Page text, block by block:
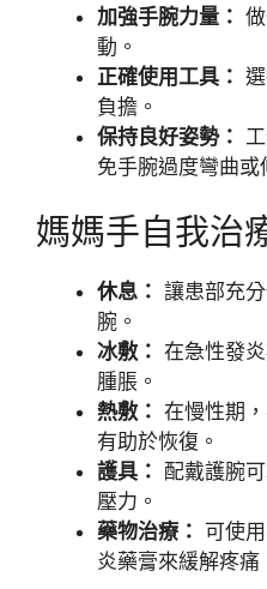
加強手腕力量：
動。
正確使用工具：
負擔。
保持良好姿勢：
免手腕過度彎曲或
媽媽手自我治
休息： 讓患部充
腕。
冰敷： 在急性發
腫脹。
熱敷： 在慢性期
有助於恢復。
護具： 配戴護腕
壓力。
藥物治療： 可使
炎藥膏來緩解疼痛